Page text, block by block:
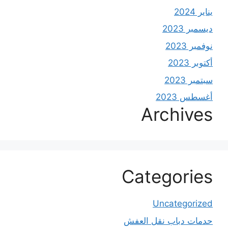
يناير 2024
ديسمبر 2023
نوفمبر 2023
أكتوبر 2023
سبتمبر 2023
أغسطس 2023
Archives
Categories
Uncategorized
حدمات دباب نقل العفش